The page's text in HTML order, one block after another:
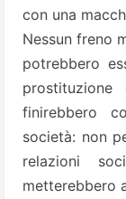
con una
Nessun freno
potrebbero
finirebbero
società: non
relazioni
metterebbero